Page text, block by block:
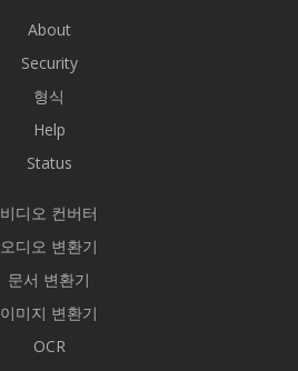
About
Security
형식
Help
Status
비디오 컨버터
오디오 변환기
문서 변환기
이미지 변환기
OCR